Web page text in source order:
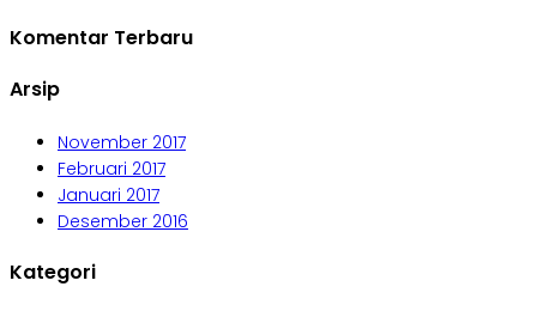
Komentar Terbaru
Arsip
November 2017
Februari 2017
Januari 2017
Desember 2016
Kategori